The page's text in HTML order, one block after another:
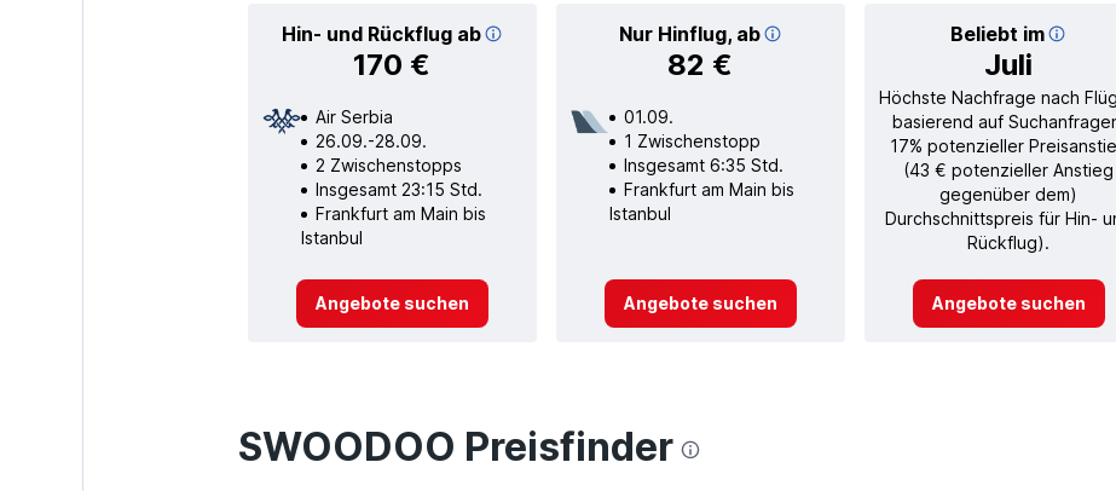
Hin- und Rückflug ab
170 €
Nur Hinflug, ab
82 €
Beliebt im
Juli
Air Serbia
26.09.-28.09.
2 Zwischenstopps
Insgesamt 23:15 Std.
Frankfurt am Main bis
Istanbul
Angebote suchen
01.09.
1 Zwischenstopp
Insgesamt 6:35 Std.
Frankfurt am Main bis
Istanbul
Angebote suchen
Höchste Nachfrage nach
basierend auf
17% potenzieller
(43 € potenzieller Anstieg
gegenüber dem)
Durchschnittspreis für Hin-
Rückflug).
Angebote suchen
SWOODOO Preisfinder